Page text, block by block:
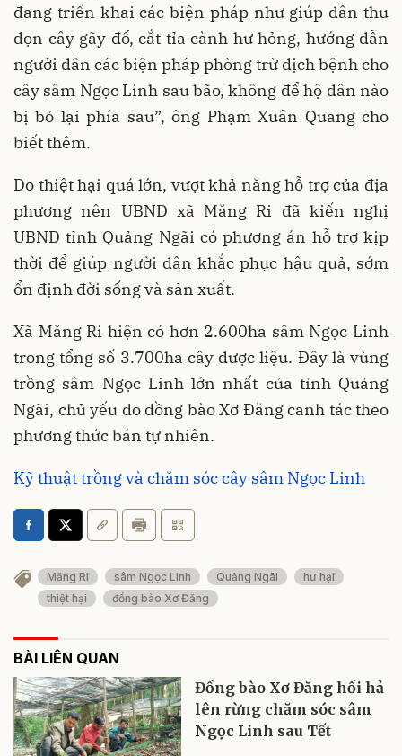
đang triển khai các biện pháp như giúp dân thu
dọn cây gãy đổ, cắt tỉa cành hư hỏng, hướng dẫn
người dân các biện pháp phòng trừ dịch bệnh cho
cây sâm Ngọc Linh sau bão, không để hộ dân nào
bị bỏ lại phía sau”, ông Phạm Xuân Quang cho
biết thêm.
Do thiệt hại quá lớn, vượt khả năng hỗ trợ của địa
phương nên UBND xã Măng Ri đã kiến nghị
UBND tỉnh Quảng Ngãi có phương án hỗ trợ kịp
thời để giúp người dân khắc phục hậu quả, sớm
ổn định đời sống và sản xuất.
Xã Măng Ri hiện có hơn 2.600ha sâm Ngọc Linh
trong tổng số 3.700ha cây dược liệu. Đây là vùng
trồng sâm Ngọc Linh lớn nhất của tỉnh Quảng
Ngãi, chủ yếu do đồng bào Xơ Đăng canh tác theo
phương thức bán tự nhiên.
Kỹ thuật trồng và chăm sóc cây sâm Ngọc Linh
Măng Ri sâm Ngọc Linh Quảng Ngãi
hư hại
thiệt hại
đồng bào Xơ Đăng
BÀI LIÊN QUAN
Đồng bào Xơ Đăng hối hả
lên rừng chăm sóc sâm
Ngọc Linh sau Tết